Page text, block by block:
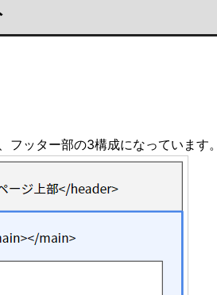
フッター部の3構成になっています